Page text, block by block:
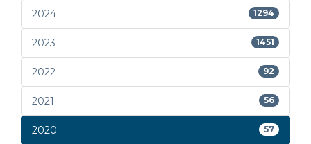
2024 1294
2023 1451
2022 92
2021 56
2020 57